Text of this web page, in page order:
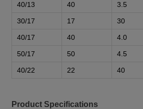
40/13 40 3.5
30/17 17 30
40/17 40 4.0
50/17 50 4.5
40/22 22 40
Product Specifications